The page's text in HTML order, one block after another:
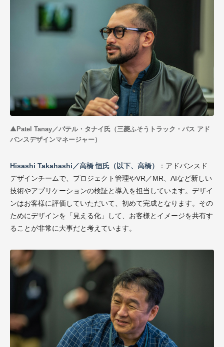
▲Patel Tanay／パテル・タナイ氏（三菱ふそうトラック・バス アド
バンスデザインマネージャー）
Hisashi Takahashi／高橋 恒氏（以下、高橋）
：アドバンスド
デザインチームで、プロジェクト管理やVR／MR、AIなど新しい
技術やアプリケーションの検証と導入を担当しています。デザイ
ンはお客様に評価していただいて、初めて完成となります。その
ためにデザインを「見える化」して、お客様とイメージを共有す
ることが非常に大事だと考えています。